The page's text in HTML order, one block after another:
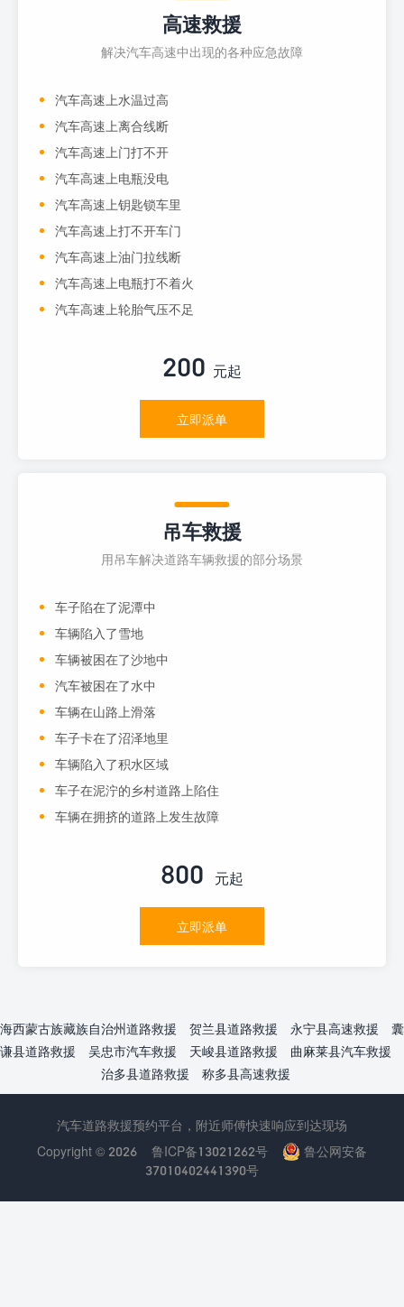
高速救援
解决汽车高速中出现的各种应急故障
汽车高速上水温过高
汽车高速上离合线断
汽车高速上门打不开
汽车高速上电瓶没电
汽车高速上钥匙锁车里
汽车高速上打不开车门
汽车高速上油门拉线断
汽车高速上电瓶打不着火
汽车高速上轮胎气压不足
200 元起
立即派单
吊车救援
用吊车解决道路车辆救援的部分场景
车子陷在了泥潭中
车辆陷入了雪地
车辆被困在了沙地中
汽车被困在了水中
车辆在山路上滑落
车子卡在了沼泽地里
车辆陷入了积水区域
车子在泥泞的乡村道路上陷住
车辆在拥挤的道路上发生故障
800 元起
立即派单
海西蒙古族藏族自治州道路救援 贺兰县道路救援 永宁县高速救援
囊
谦县道路救援
吴忠市汽车救援 天峻县道路救援
曲麻莱县汽车救援
治多县道路救援
称多县高速救援
汽车道路救援预约平台，附近师傅快速响应到达现场
Copyright © 2026
鲁ICP备13021262号
鲁公网安备
37010402441390号